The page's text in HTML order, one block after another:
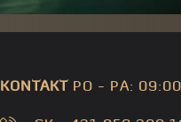
KONTAKT PO - PA: